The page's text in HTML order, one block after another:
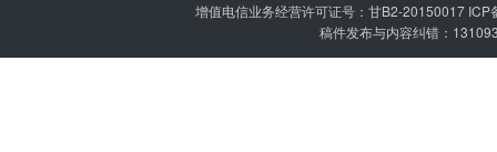
增值电信业务经营许可证号：甘B2-20150017 ICP
稿件发布与内容纠错：